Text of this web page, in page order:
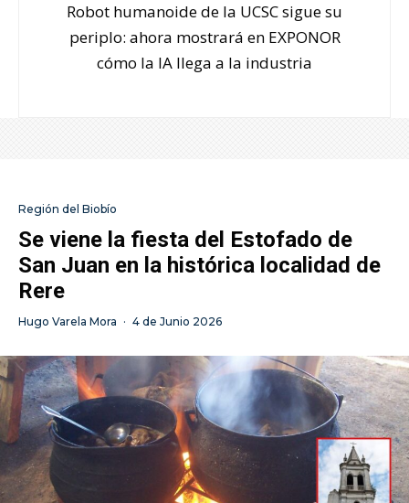
Robot humanoide de la UCSC sigue su
periplo: ahora mostrará en EXPONOR
cómo la IA llega a la industria
Región del Biobío
Se viene la fiesta del Estofado de
San Juan en la histórica localidad de
Rere
Hugo Varela Mora · 4 de Junio 2026